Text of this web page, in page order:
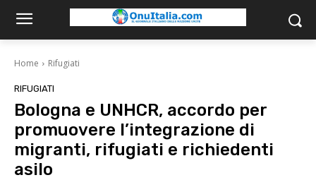
Home Rifugiati
RIFUGIATI
Bologna e UNHCR, accordo per
promuovere l’integrazione di
migranti, rifugiati e richiedenti
asilo